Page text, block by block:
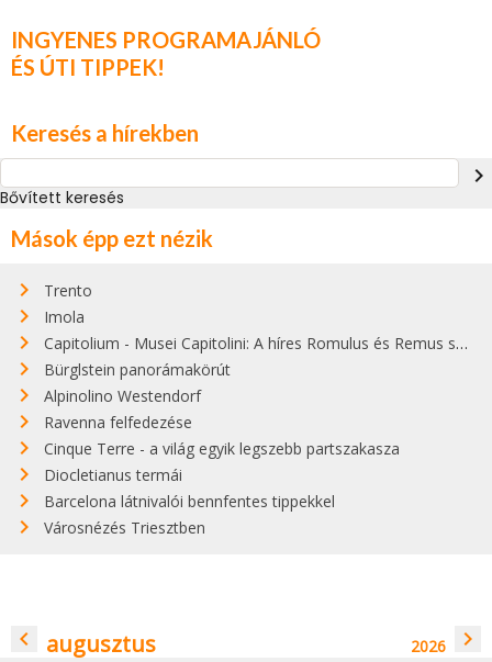
INGYENES PROGRAMAJÁNLÓ
ÉS ÚTI TIPPEK!
Keresés a hírekben
navigate_next
Bővített keresés
Mások épp ezt nézik
Trento
Imola
Capitolium - Musei Capitolini: A híres Romulus és Remus szobor őrzője
Bürglstein panorámakörút
Alpinolino Westendorf
Ravenna felfedezése
Cinque Terre - a világ egyik legszebb partszakasza
Diocletianus termái
Barcelona látnivalói bennfentes tippekkel
Városnézés Triesztben
navigate_before augusztus 2026 navigate_next